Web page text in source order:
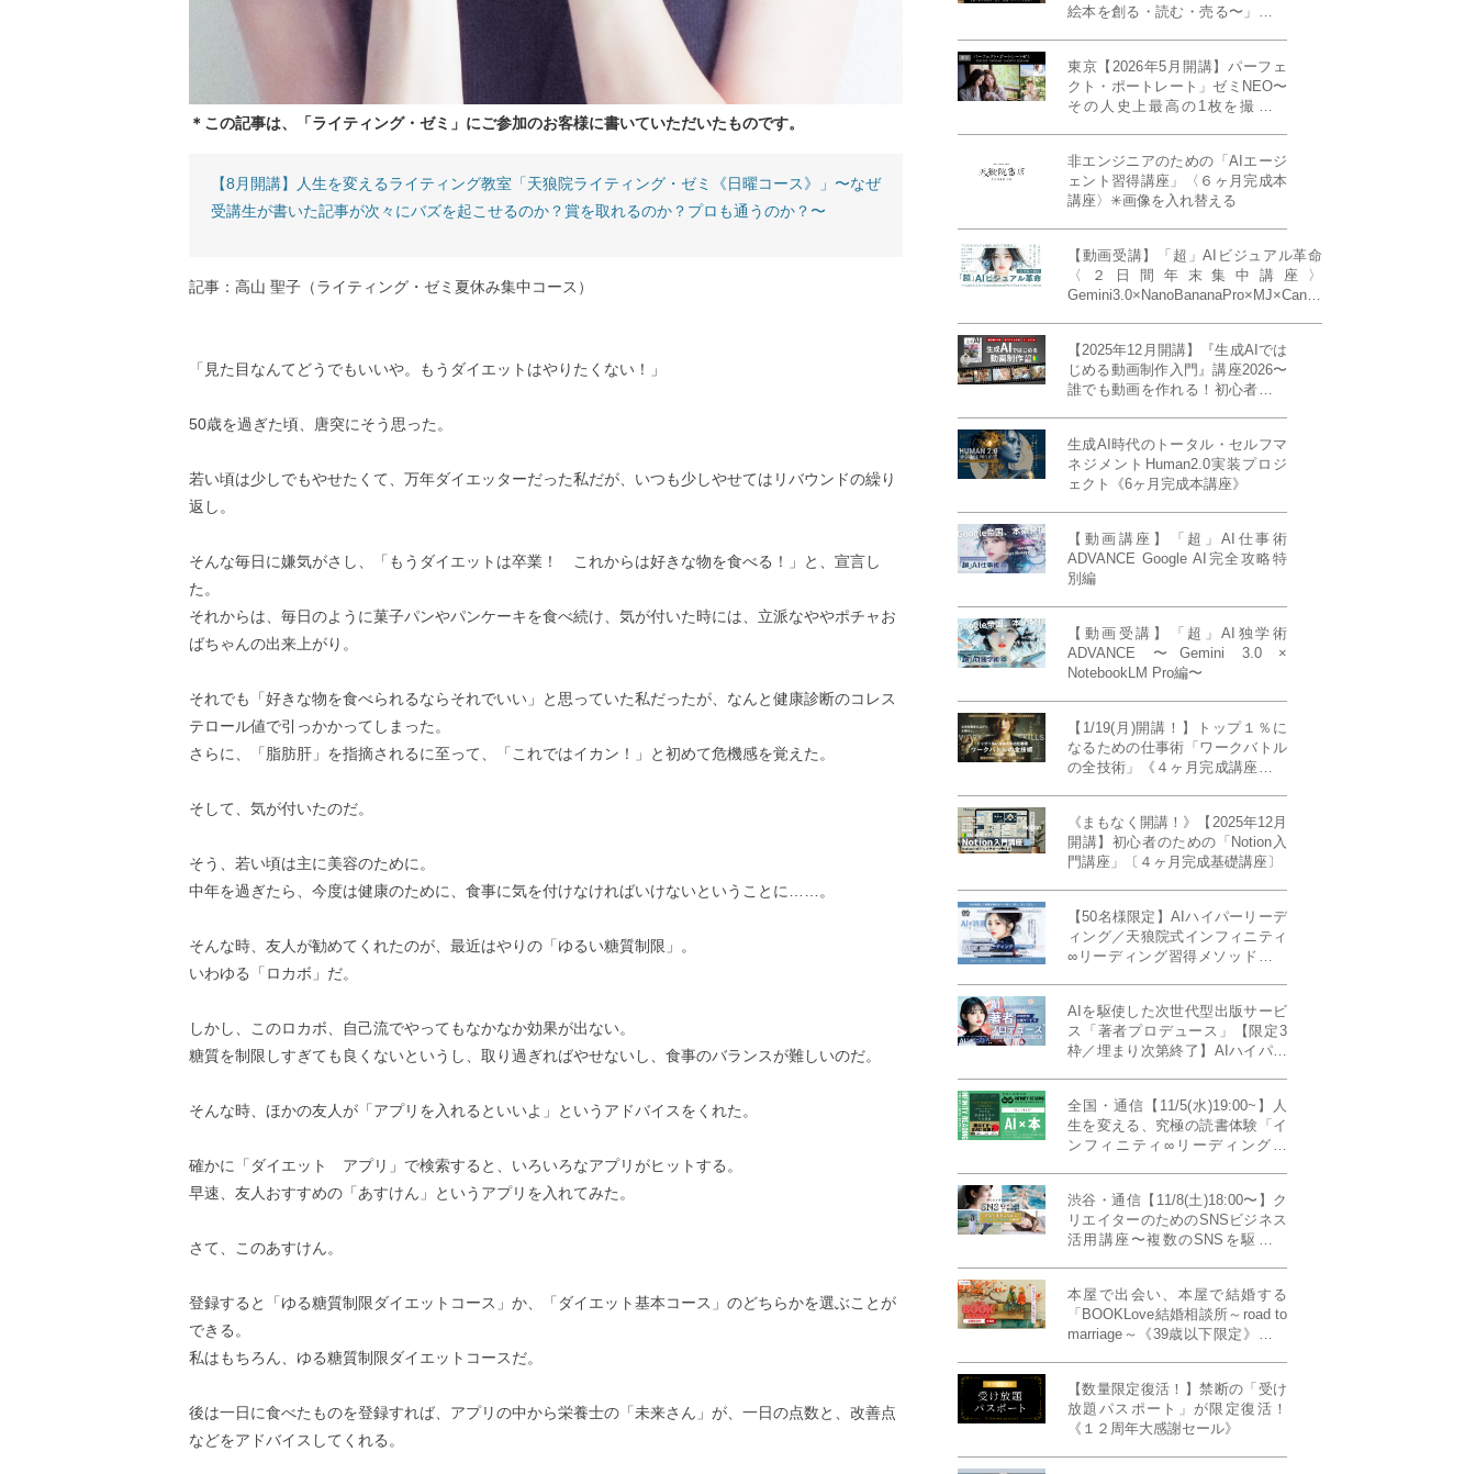
＊この記事は、「ライティング・ゼミ」にご参加のお客様に書いていただいたものです。
【8月開講】人生を変えるライティング教室「天狼院ライティング・ゼミ《日曜コース》」〜なぜ
受講生が書いた記事が次々にバズを起こせるのか？賞を取れるのか？プロも通うのか？〜
記事：高山 聖子（ライティング・ゼミ夏休み集中コース）
「見た目なんてどうでもいいや。もうダイエットはやりたくない！」
50歳を過ぎた頃、唐突にそう思った。
若い頃は少しでもやせたくて、万年ダイエッターだった私だが、いつも少しやせてはリバウンドの繰り
返し。
そんな毎日に嫌気がさし、「もうダイエットは卒業！ これからは好きな物を食べる！」と、宣言し
た。
それからは、毎日のように菓子パンやパンケーキを食べ続け、気が付いた時には、立派なややポチャお
ばちゃんの出来上がり。
それでも「好きな物を食べられるならそれでいい」と思っていた私だったが、なんと健康診断のコレス
テロール値で引っかかってしまった。
さらに、「脂肪肝」を指摘されるに至って、「これではイカン！」と初めて危機感を覚えた。
そして、気が付いたのだ。
そう、若い頃は主に美容のために。
中年を過ぎたら、今度は健康のために、食事に気を付けなければいけないということに……。
そんな時、友人が勧めてくれたのが、最近はやりの「ゆるい糖質制限」。
いわゆる「ロカボ」だ。
しかし、このロカボ、自己流でやってもなかなか効果が出ない。
糖質を制限しすぎても良くないというし、取り過ぎればやせないし、食事のバランスが難しいのだ。
そんな時、ほかの友人が「アプリを入れるといいよ」というアドバイスをくれた。
確かに「ダイエット アプリ」で検索すると、いろいろなアプリがヒットする。
早速、友人おすすめの「あすけん」というアプリを入れてみた。
さて、このあすけん。
登録すると「ゆる糖質制限ダイエットコース」か、「ダイエット基本コース」のどちらかを選ぶことが
できる。
私はもちろん、ゆる糖質制限ダイエットコースだ。
後は一日に食べたものを登録すれば、アプリの中から栄養士の「未来さん」が、一日の点数と、改善点
などをアドバイスしてくれる。
絵本を創る・読む・売る〜」イン
20名限定》
東京【2026年5月開講】パーフェ
クト・ポートレート」ゼミNEO〜
その人史上最高の1枚を撮る！
催）」《初参加大歓迎／12名限
定》
非エンジニアのための「AIエージ
ェント習得講座」〈６ヶ月完成本
講座〉✳︎画像を入れ替える
【動画受講】「超」AIビジュアル革命
〈２日間年末集中講座〉
Gemini3.0×NanoBananaPro×MJ×Canva
【2025年12月開講】『生成AIでは
じめる動画制作入門』講座2026〜
誰でも動画を作れる！初心者から
生成AI時代のトータル・セルフマ
ネジメントHuman2.0実装プロジ
ェクト《6ヶ月完成本講座》
【動画講座】「超」AI仕事術
ADVANCE Google AI完全攻略特
別編
【動画受講】「超」AI独学術
ADVANCE 〜Gemini 3.0 ×
NotebookLM Pro編〜
【1/19(月)開講！】トップ１％に
なるための仕事術「ワークバトル
の全技術」《４ヶ月完成講座》ー
《まもなく開講！》【2025年12月
開講】初心者のための「Notion入
門講座」〔４ヶ月完成基礎講座〕
【50名様限定】AIハイパーリーデ
ィング／天狼院式インフィニティ
∞リーディング習得メソッド《４
AIを駆使した次世代型出版サービ
ス「著者プロデュース」【限定3
枠／埋まり次第終了】AIハイパー
全国・通信【11/5(水)19:00~】人
生を変える、究極の読書体験「イ
ンフィニティ∞リーディング／
MILLENNIUM THINKING アメリ
カ最高峰大学の人気講義』
渋谷・通信【11/8(土)18:00〜】ク
リエイターのためのSNSビジネス
活用講座〜複数のSNSを駆使し
成ラボPresents》
本屋で出会い、本屋で結婚する
「BOOKLove結婚相談所～road to
marriage～《39歳以下限定》」全
【数量限定復活！】禁断の「受け
放題パスポート」が限定復活！
《１２周年大感謝セール》